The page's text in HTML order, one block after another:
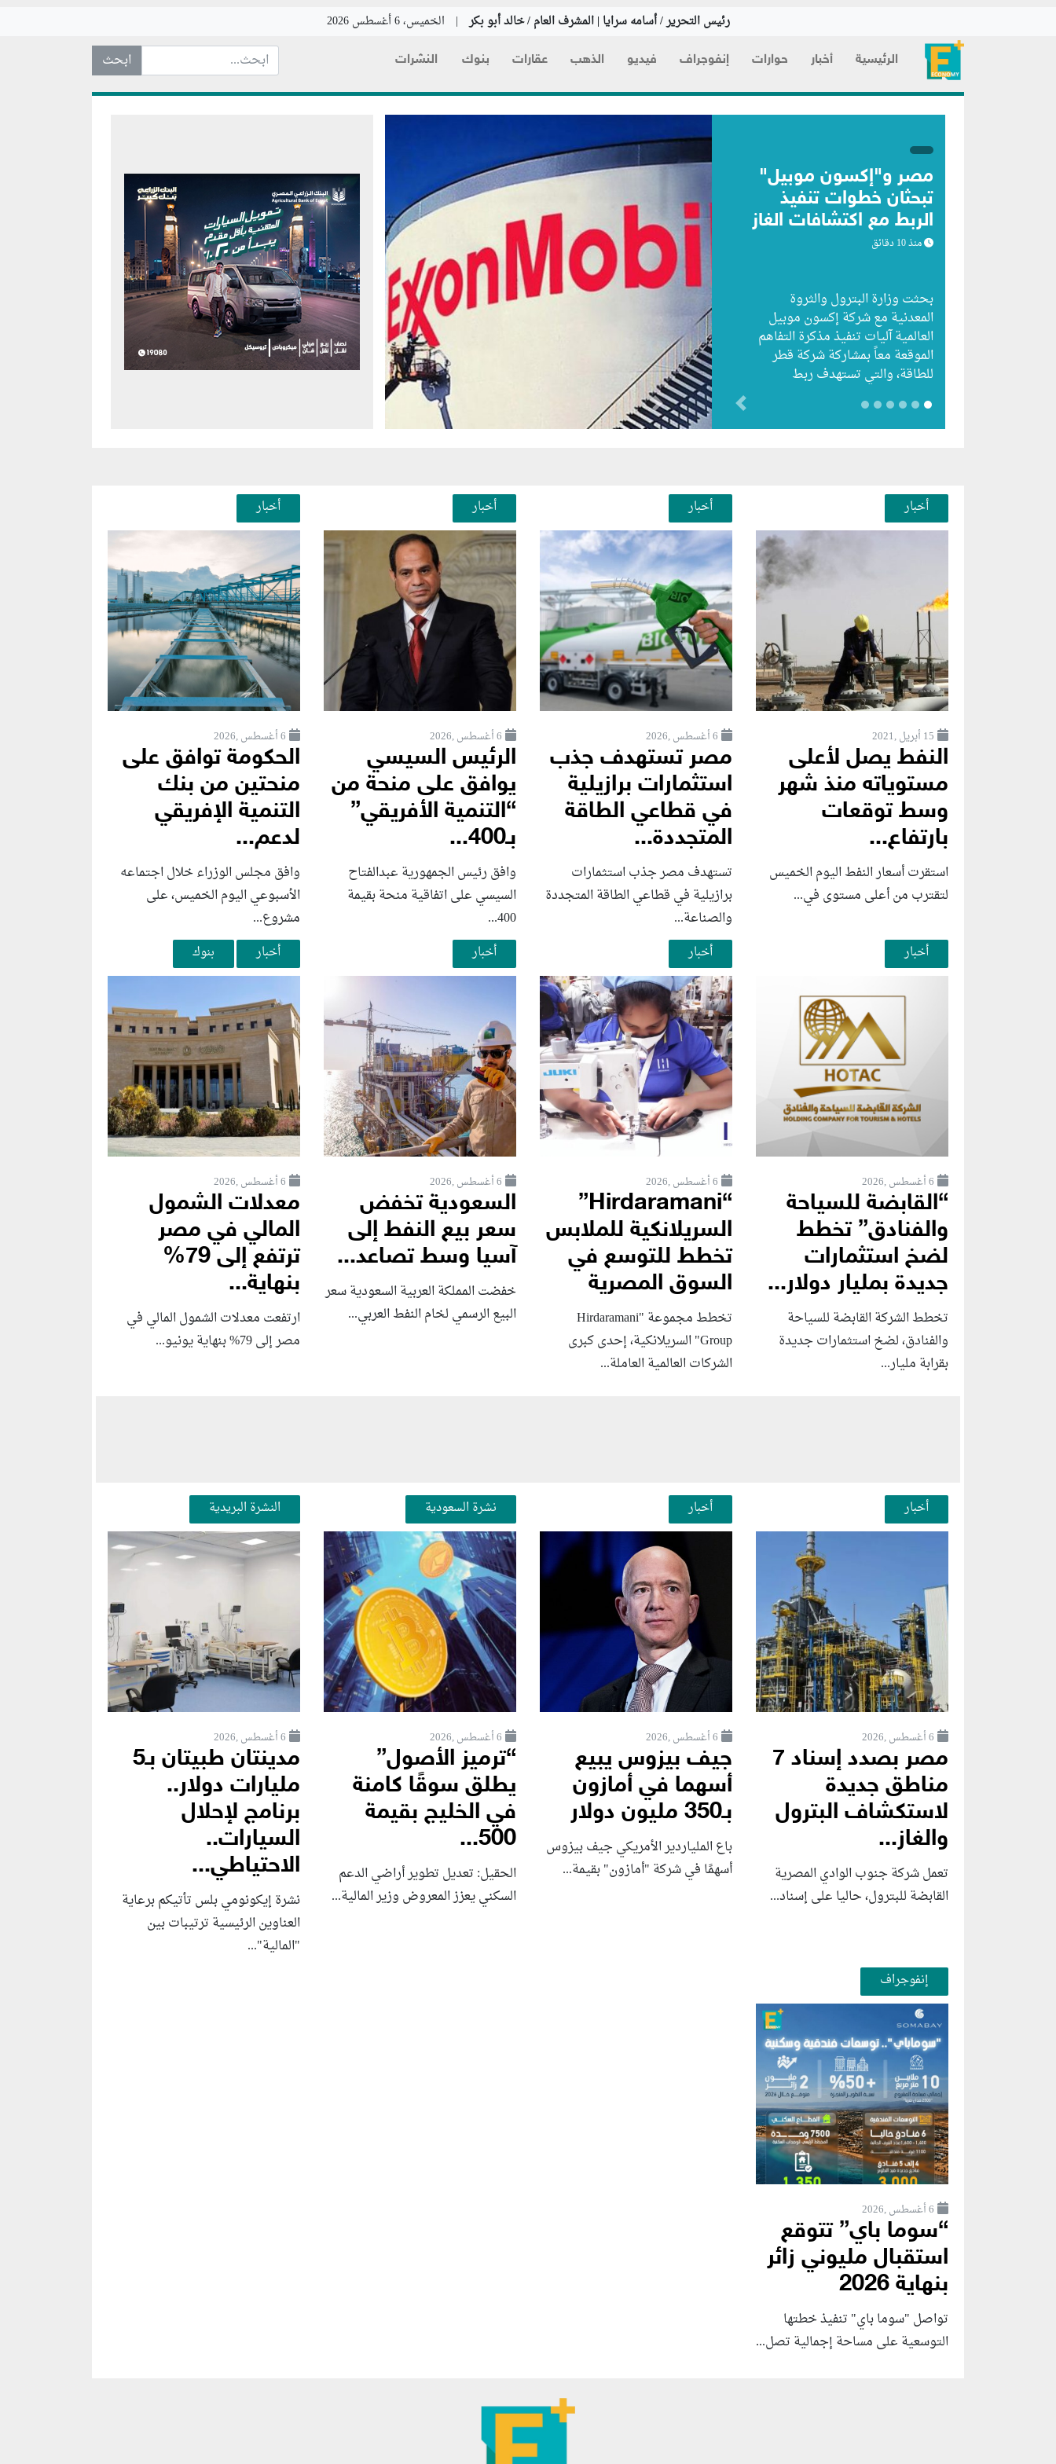
رئيس التحرير / أسامه سرايا | المشرف العام / خالد أبو بكر | الخميس، 6 أغسطس 2026
الرئيسية أخبار حوارات إنفوجراف فيديو الذهب عقارات بنوك النشرات ابحث عن... :
مصر و"إكسون موبيل"
تبحثان خطوات تنفيذ
الربط مع اكتشافات الغاز
القبرصية
منذ 10 دقائق
بحثت وزارة البترول والثروة
المعدنية مع شركة إكسون موبيل
العالمية آليات تنفيذ مذكرة التفاهم
الموقعة معاً بمشاركة شركة قطر
للطاقة، والتي تستهدف ربط
الشركتان في قبرص…
Previous
Next
أخبار
15 أبريل ,2021
النفط يصل لأعلى
مستوياته منذ شهر
وسط توقعات
بارتفاع...
استقرت أسعار النفط اليوم الخميس
لتقترب من أعلى مستوى في...
أخبار
6 أغسطس ,2026
مصر تستهدف جذب
استثمارات برازيلية
في قطاعي الطاقة
المتجددة...
تستهدف مصر جذب استثمارات
برازيلية في قطاعي الطاقة المتجددة
والصناعة...
أخبار
6 أغسطس ,2026
الرئيس السيسي
يوافق على منحة من
“التنمية الأفريقي”
بـ400...
وافق رئيس الجمهورية عبدالفتاح
السيسي على اتفاقية منحة بقيمة
400...
أخبار
6 أغسطس ,2026
الحكومة توافق على
منحتين من بنك
التنمية الإفريقي
لدعم...
وافق مجلس الوزراء خلال اجتماعه
الأسبوعي اليوم الخميس، على
مشروع...
أخبار
6 أغسطس ,2026
“القابضة للسياحة
والفنادق” تخطط
لضخ استثمارات
جديدة بمليار دولار...
تخطط الشركة القابضة للسياحة
والفنادق، لضخ استثمارات جديدة
بقرابة مليار...
أخبار
6 أغسطس ,2026
“Hirdaramani”
السريلانكية للملابس
تخطط للتوسع في
السوق المصرية
تخطط مجموعة "Hirdaramani
Group" السريلانكية، إحدى كبرى
الشركات العالمية العاملة...
أخبار
6 أغسطس ,2026
السعودية تخفض
سعر بيع النفط إلى
آسيا وسط تصاعد...
خفضت المملكة العربية السعودية سعر
البيع الرسمي لخام النفط العربي...
أخبار بنوك
6 أغسطس ,2026
معدلات الشمول
المالي في مصر
ترتفع إلى 79%
بنهاية...
ارتفعت معدلات الشمول المالي في
مصر إلى 79% بنهاية يونيو...
أخبار
6 أغسطس ,2026
مصر بصدد إسناد 7
مناطق جديدة
لاستكشاف البترول
والغاز...
تعمل شركة جنوب الوادي المصرية
القابضة للبترول، حاليا على إسناد...
أخبار
6 أغسطس ,2026
جيف بيزوس يبيع
أسهما في أمازون
بـ350 مليون دولار
باع الملياردير الأمريكي جيف بيزوس
أسهمًا في شركة "أمازون" بقيمة...
نشرة السعودية
6 أغسطس ,2026
“ترميز الأصول”
يطلق سوقًا كامنة
في الخليج بقيمة
500...
الحقيل: تعديل تطوير أراضي الدعم
السكني يعزز المعروض وزير المالية...
النشرة البريدية
6 أغسطس ,2026
مدينتان طبيتان بـ5
مليارات دولار..
برنامج لإحلال
السيارات..
الاحتياطي...
نشرة إيكونومي بلس تأتيكم برعاية
العناوين الرئيسية ترتيبات بين
"المالية"...
إنفوجراف
6 أغسطس ,2026
“سوما باي” تتوقع
استقبال مليوني زائر
بنهاية 2026
تواصل "سوما باي" تنفيذ خطتها
التوسعية على مساحة إجمالية تصل...